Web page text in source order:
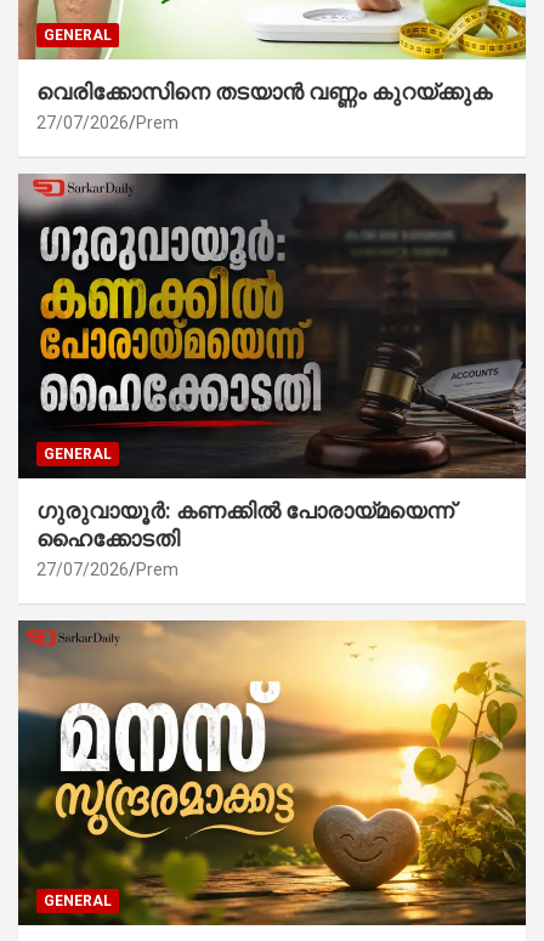
GENERAL
വെരിക്കോസിനെ തടയാൻ വണ്ണം കുറയ്ക്കുക
27/07/2026 Prem
GENERAL
ഗുരുവായൂർ: കണക്കിൽ പോരായ്മയെന്ന്
ഹൈക്കോടതി
27/07/2026 Prem
GENERAL